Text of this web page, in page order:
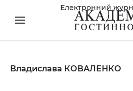
Електронний
Владислава КОВАЛЕНКО